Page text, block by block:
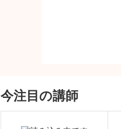
今注目の講師